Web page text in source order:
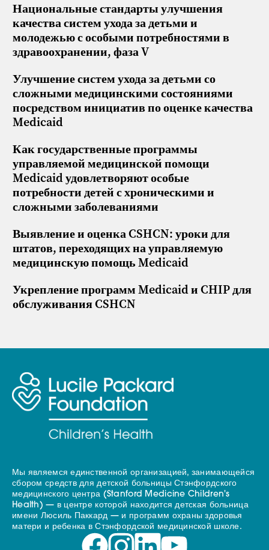
Национальные стандарты улучшения
качества систем ухода за детьми и
молодежью с особыми потребностями в
здравоохранении, фаза V
Улучшение систем ухода за детьми со
сложными медицинскими состояниями
посредством инициатив по оценке качества
Medicaid
Как государственные программы
управляемой медицинской помощи
Medicaid удовлетворяют особые
потребности детей с хроническими и
сложными заболеваниями
Выявление и оценка CSHCN: уроки для
штатов, переходящих на управляемую
медицинскую помощь Medicaid
Укрепление программ Medicaid и CHIP для
обслуживания CSHCN
Мы являемся единственной организацией, занимающейся
сбором средств для детской больницы Стэнфордского
медицинского центра (Stanford Medicine Children's
Health) — в центре которой находится детская больница
имени Люсиль Паккард — и программ охраны здоровья
матери и ребенка в Стэнфордской медицинской школе.